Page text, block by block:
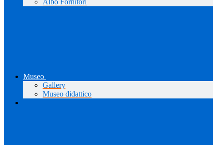
Albo Fornitori
Museo
Gallery
Museo didattico